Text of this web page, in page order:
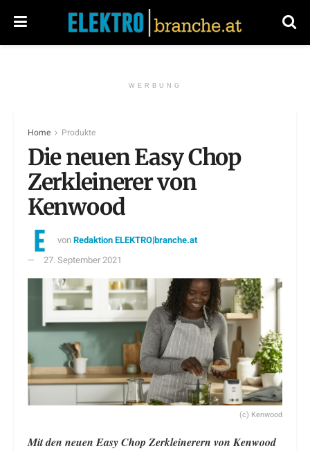
WERBUNG
Home Produkte
Die neuen Easy Chop
Zerkleinerer von
Kenwood
vonRedaktion ELEKTRO|branche.at
27. September 2021
(c) Kenwood
Mit den neuen Easy Chop Zerkleinerern von Kenwood